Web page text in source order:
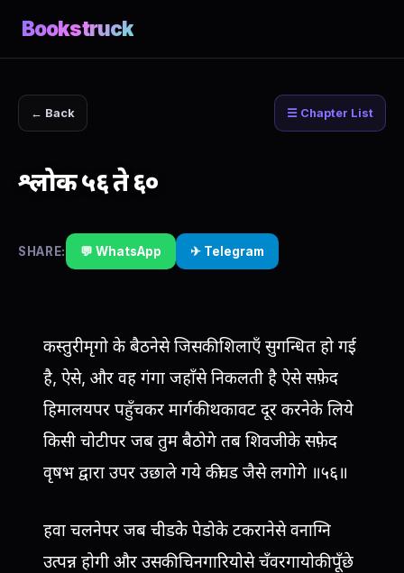
Bookstruck
← Back ☰ Chapter List
श्लोक ५६ ते ६०
SHARE: 💬 WhatsApp ✈ Telegram
कस्तुरीमृगो के बैठनेसे जिसकी शिलाएँ सुगन्धित हो गई
है, ऐसे, और वह गंगा जहाँसे निकलती है ऐसे सफ़ेद
हिमालयपर पहुँचकर मार्गकी थकावट दूर करनेके लिये
किसी चोटीपर जब तुम बैठोगे तब शिवजीके सफ़ेद
वृषभ द्वारा उपर उछाले गये कीचड जैसे लगोगे ॥५६॥
हवा चलनेपर जब चीडके पेडोके टकरानेसे वनाग्नि
उत्पन्न होगी और उसकी चिनगारियोसे चँवरगायोकी पूँछे